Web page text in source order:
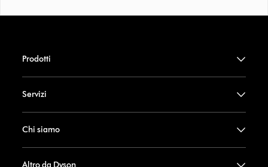
Prodotti
Servizi
Chi siamo
Altro da Dyson